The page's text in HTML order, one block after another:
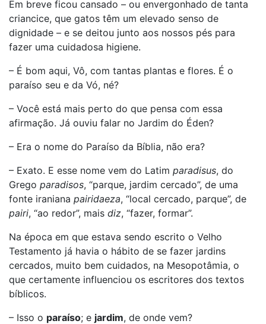
Em breve ficou cansado – ou envergonhado de tanta
criancice, que gatos têm um elevado senso de
dignidade – e se deitou junto aos nossos pés para
fazer uma cuidadosa higiene.
– É bom aqui, Vô, com tantas plantas e flores. É o
paraíso seu e da Vó, né?
– Você está mais perto do que pensa com essa
afirmação. Já ouviu falar no Jardim do Éden?
– Era o nome do Paraíso da Bíblia, não era?
– Exato. E esse nome vem do Latim paradisus, do
Grego paradisos, “parque, jardim cercado”, de uma
fonte iraniana pairidaeza, “local cercado, parque”, de
pairi, “ao redor”, mais diz, “fazer, formar”.
Na época em que estava sendo escrito o Velho
Testamento já havia o hábito de se fazer jardins
cercados, muito bem cuidados, na Mesopotâmia, o
que certamente influenciou os escritores dos textos
bíblicos.
– Isso o paraíso; e jardim, de onde vem?